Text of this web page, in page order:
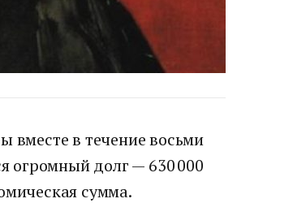
вместе в течение восьми
огромный долг — 630 000
сумма.